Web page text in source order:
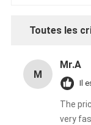
Toutes les
M
Mr.A
Il
The
very